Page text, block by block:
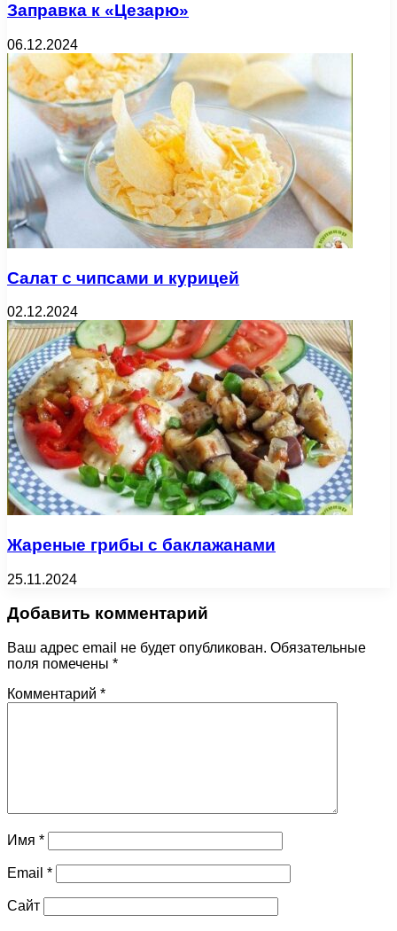
Заправка к «Цезарю»
06.12.2024
Салат с чипсами и курицей
02.12.2024
Жареные грибы с баклажанами
25.11.2024
Добавить комментарий
Ваш адрес email не будет опубликован. Обязательные
поля помечены *
Комментарий *
Имя *
Email *
Сайт